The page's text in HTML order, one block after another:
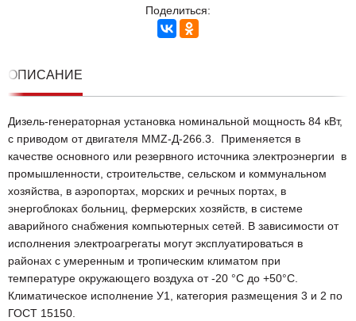
Поделиться:
ОПИСАНИЕ
Дизель-генераторная установка номинальной мощность 84 кВт,
с приводом от двигателя MMZ-Д-266.3. Применяется в
качестве основного или резервного источника электроэнергии в
промышленности, строительстве, сельском и коммунальном
хозяйства, в аэропортах, морских и речных портах, в
энергоблоках больниц, фермерских хозяйств, в системе
аварийного снабжения компьютерных сетей. В зависимости от
исполнения электроагрегаты могут эксплуатироваться в
районах с умеренным и тропическим климатом при
температуре окружающего воздуха от -20 °С до +50°С.
Климатическое исполнение У1, категория размещения 3 и 2 по
ГОСТ 15150.